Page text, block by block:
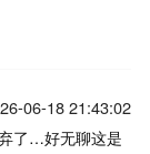
06-18 21:43:02
了…好无聊这是